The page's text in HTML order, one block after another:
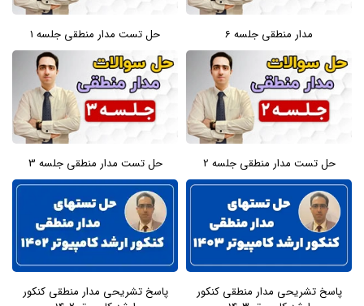
مدار منطقی جلسه 6 حل تست مدار منطقی جلسه 1
حل تست مدار منطقی جلسه 2 حل تست مدار منطقی جلسه 3
پاسخ تشریحی مدار منطقی کنکور
پاسخ تشریحی مدار منطقی کنکور